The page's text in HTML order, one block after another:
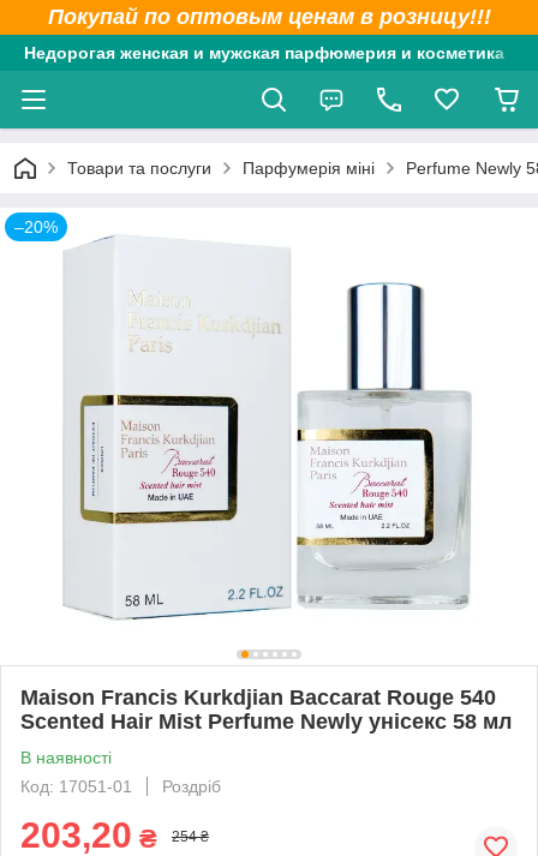
Покупай по оптовым ценам в розницу!!!
Недорогая женская и мужская парфюмерия и косметика
Товари та послуги Парфумерія міні Perfume Newly
–20%
Maison Francis Kurkdjian Baccarat Rouge 540
Scented Hair Mist Perfume Newly унісекс 58 мл
В наявності
Код: 17051-01
Роздріб
203,20 ₴ 254 ₴